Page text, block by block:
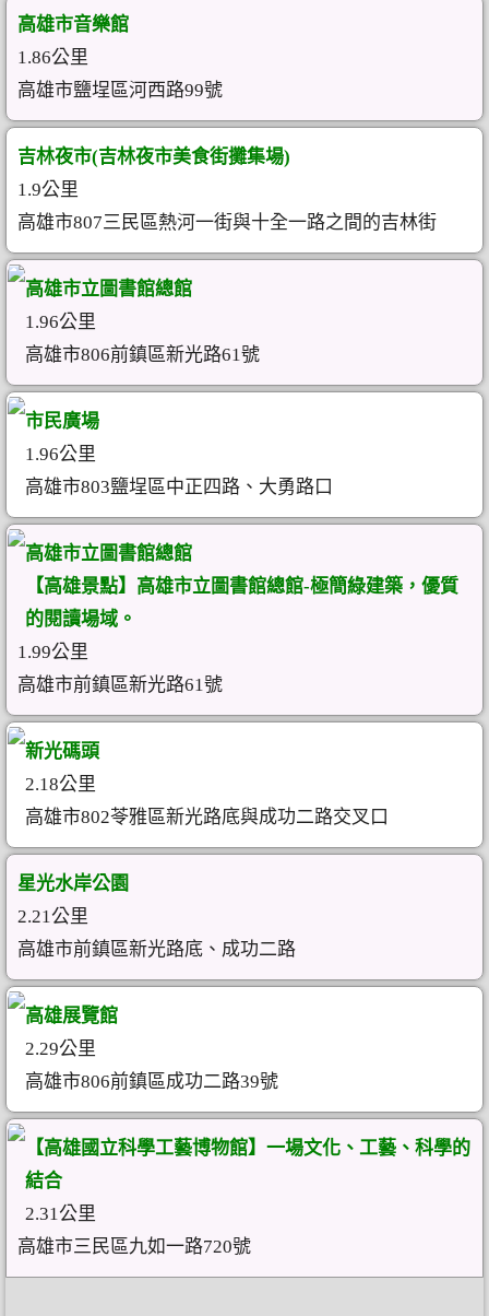
高雄市音樂館
1.86公里
高雄市鹽埕區河西路99號
吉林夜市(吉林夜市美食街攤集場)
1.9公里
高雄市807三民區熱河一街與十全一路之間的吉林街
高雄市立圖書館總館
1.96公里
高雄市806前鎮區新光路61號
市民廣場
1.96公里
高雄市803鹽埕區中正四路、大勇路口
高雄市立圖書館總館
【高雄景點】高雄市立圖書館總館-極簡綠建築，優質
的閱讀場域。
1.99公里
高雄市前鎮區新光路61號
新光碼頭
2.18公里
高雄市802苓雅區新光路底與成功二路交叉口
星光水岸公園
2.21公里
高雄市前鎮區新光路底、成功二路
高雄展覽館
2.29公里
高雄市806前鎮區成功二路39號
【高雄國立科學工藝博物館】一場文化、工藝、科學的
結合
2.31公里
高雄市三民區九如一路720號